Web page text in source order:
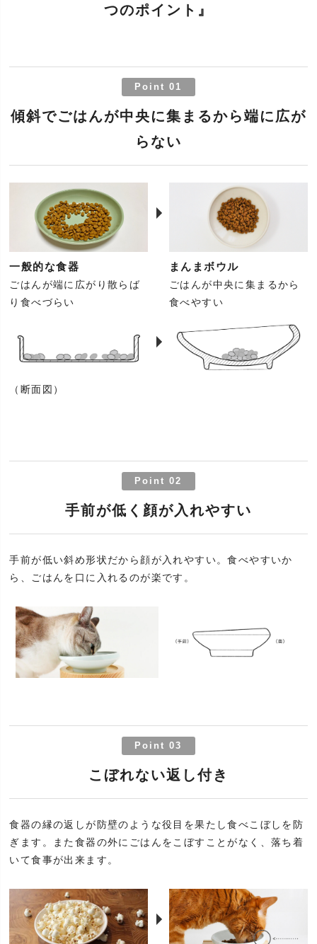
つのポイント』
Point 01
傾斜でごはんが中央に集まるから端に広が
らない
一般的な食器
ごはんが端に広がり散らば
り食べづらい
まんまボウル
ごはんが中央に集まるから
食べやすい
（断面図）
Point 02
手前が低く顔が入れやすい
手前が低い斜め形状だから顔が入れやすい。食べやすいか
ら、ごはんを口に入れるのが楽です。
Point 03
こぼれない返し付き
食器の縁の返しが防壁のような役目を果たし食べこぼしを防
ぎます。また食器の外にごはんをこぼすことがなく、落ち着
いて食事が出来ます。